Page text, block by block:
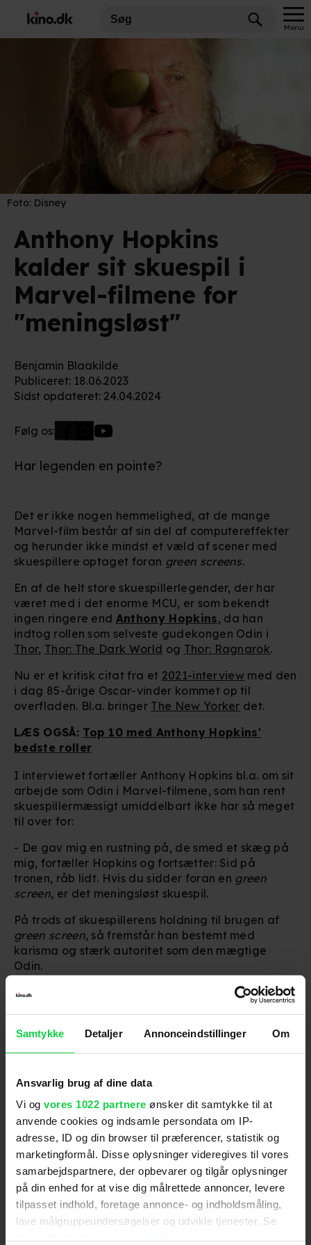
Samtykke Detaljer Annonceindstillinger Om
Ansvarlig brug af dine data
Vi og vores 1022 partnere ønsker dit samtykke til at
anvende cookies og indsamle persondata om IP-
adresse, ID og din browser til præferencer, statistik og
marketingformål. Disse oplysninger videregives til vores
samarbejdspartnere, der opbevarer og tilgår oplysninger
på din enhed for at vise dig målrettede annoncer, levere
tilpasset indhold, foretage annonce- og indholdsmåling,
lave målgruppeundersøgelser og udvikle tjenester. Se
Menu
Foto: Disney
Anthony Hopkins
kalder sit skuespil i
Marvel-filmene for
"meningsløst"
Benjamin Blaakilde
Publiceret: 18.06.2023
Sidst opdateret: 24.04.2024
Følg os:
Har legenden en pointe?
Det er ikke nogen hemmelighed, at de mange
Marvel-film består af sin del af computereffekter
og herunder ikke mindst et væld af scener med
skuespillere optaget foran green screens.
En af de helt store skuespillerlegender, der har
været med i det enorme MCU, er som bekendt
ingen ringere end Anthony Hopkins, da han
indtog rollen som selveste gudekongen Odin i
Thor, Thor: The Dark World og Thor: Ragnarok.
Nu er et kritisk citat fra et 2021-interview med den
i dag 85-årige Oscar-vinder kommet op til
overfladen. Bl.a. bringer The New Yorker det.
LÆS OGSÅ: Top 10 med Anthony Hopkins'
bedste roller
I interviewet fortæller Anthony Hopkins bl.a. om sit
arbejde som Odin i Marvel-filmene, som han rent
skuespillermæssigt umiddelbart ikke har så meget
til over for:
- De gav mig en rustning på, de smed et skæg på
mig, fortæller Hopkins og fortsætter: Sid på
tronen, råb lidt. Hvis du sidder foran en green
screen, er det meningsløst skuespil.
På trods af skuespillerens holdning til brugen af
green screen, så fremstår han bestemt med
karisma og stærk autoritet som den mægtige
Odin.
Hopkins karriere tæller et utal af ikoniske roller,
herunder også to Oscars. Senest for sin præstation
Følg os for de seneste nyheder, konkurrencer
samt film- og serietips:
Mest læste nyheder